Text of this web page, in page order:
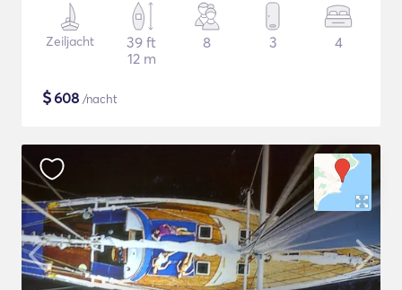
Zeiljacht
39 ft
12 m
8 3 4
$608 /nacht